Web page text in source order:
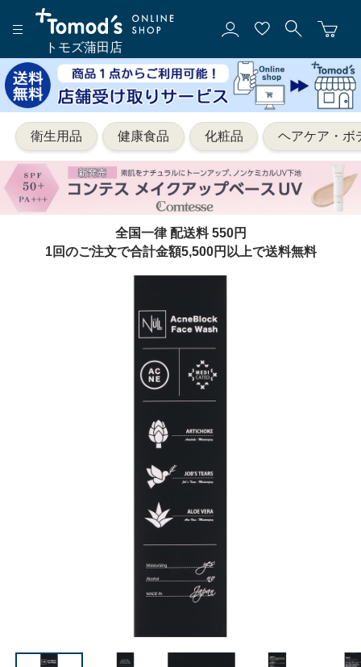
トモズ蒲田店
衛生用品 健康食品 化粧品 ヘアケア・ボ
全国一律 配送料 550円
1回のご注文で合計金額5,500円以上で送料無料